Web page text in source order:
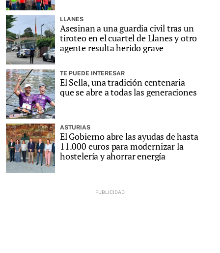
LLANES
Asesinan a una guardia civil tras un
tiroteo en el cuartel de Llanes y otro
agente resulta herido grave
TE PUEDE INTERESAR
El Sella, una tradición centenaria
que se abre a todas las generaciones
ASTURIAS
El Gobierno abre las ayudas de hasta
11.000 euros para modernizar la
hostelería y ahorrar energía